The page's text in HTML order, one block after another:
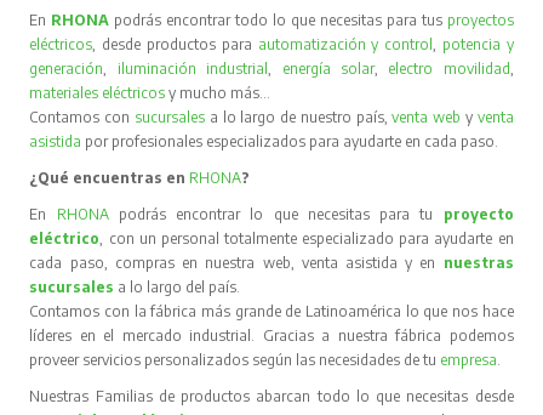
En RHONA podrás encontrar todo lo que necesitas para tus proyectos
eléctricos, desde productos para automatización y control, potencia y
generación, iluminación industrial, energía solar, electro movilidad,
materiales eléctricos y mucho más…
Contamos con sucursales a lo largo de nuestro país,venta web y venta
asistida por profesionales especializados para ayudarte en cada paso.
¿Qué encuentras en RHONA?
En RHONA podrás encontrar lo que necesitas para tu proyecto
eléctrico, con un personal totalmente especializado para ayudarte en
cada paso, compras en nuestra web, venta asistida y en nuestras
sucursales a lo largo del país.
Contamos con la fábrica más grande de Latinoamérica lo que nos hace
líderes en el mercado industrial. Gracias a nuestra fábrica podemos
proveer servicios personalizados según las necesidades de tu empresa.
Nuestras Familias de productos abarcan todo lo que necesitas desde